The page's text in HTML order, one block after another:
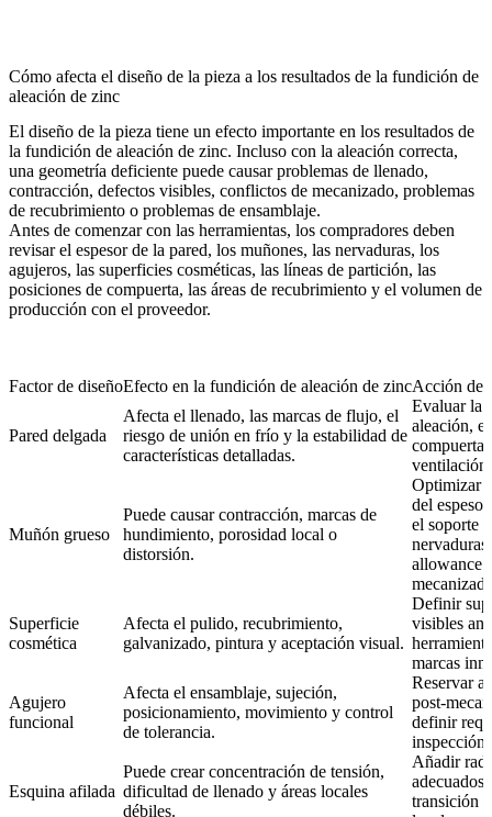
Cómo afecta el diseño de la pieza a los resultados de la fundición de
aleación de zinc
El diseño de la pieza tiene un efecto importante en los resultados de
la fundición de aleación de zinc. Incluso con la aleación correcta,
una geometría deficiente puede causar problemas de llenado,
contracción, defectos visibles, conflictos de mecanizado, problemas
de recubrimiento o problemas de ensamblaje.
Antes de comenzar con las herramientas, los compradores deben
revisar el espesor de la pared, los muñones, las nervaduras, los
agujeros, las superficies cosméticas, las líneas de partición, las
posiciones de compuerta, las áreas de recubrimiento y el volumen de
producción con el proveedor.
Factor de diseñoEfecto en la fundición de aleación de zincAcción de
Pared delgada
Afecta el llenado, las marcas de flujo, el
riesgo de unión en frío y la estabilidad de
características detalladas.
Evaluar la
aleación,
compuerta
ventilación
Muñón grueso
Puede causar contracción, marcas de
hundimiento, porosidad local o
distorsión.
Optimizar
del
el soporte
allowance
Superficie
cosmética
Afecta el pulido, recubrimiento,
galvanizado, pintura y aceptación visual.
Definir
visibles
marcas
Agujero
funcional
Afecta el ensamblaje, sujeción,
posicionamiento, movimiento y control
de tolerancia.
Reservar
post-
definir
inspección.
Esquina afilada
Puede crear concentración de tensión,
dificultad de llenado y áreas locales
débiles.
Añadir
adecuados
transición